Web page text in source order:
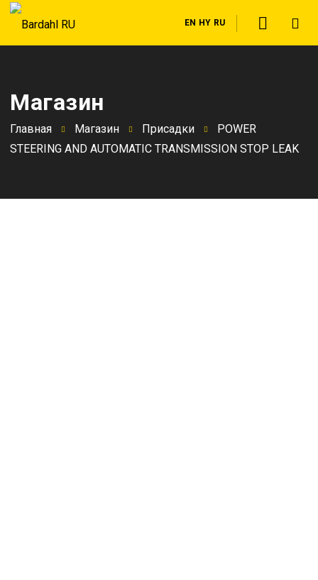
EN HY RU
Магазин
Главная Магазин Присадки
POWER
STEERING AND AUTOMATIC TRANSMISSION STOP LEAK